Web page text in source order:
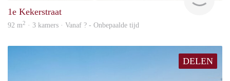
1e Kekerstraat
92 m2 · 3 kamers · Vanaf ? - Onbepaalde tijd
DELEN